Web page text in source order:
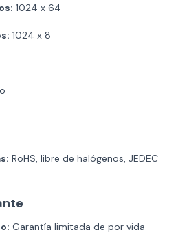
1024 x 64
1024 x 8
RoHS, libre de halógenos, JEDEC
Garantía limitada de por vida